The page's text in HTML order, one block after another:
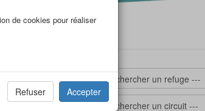
de cookies pour réaliser
Refuser Accepter